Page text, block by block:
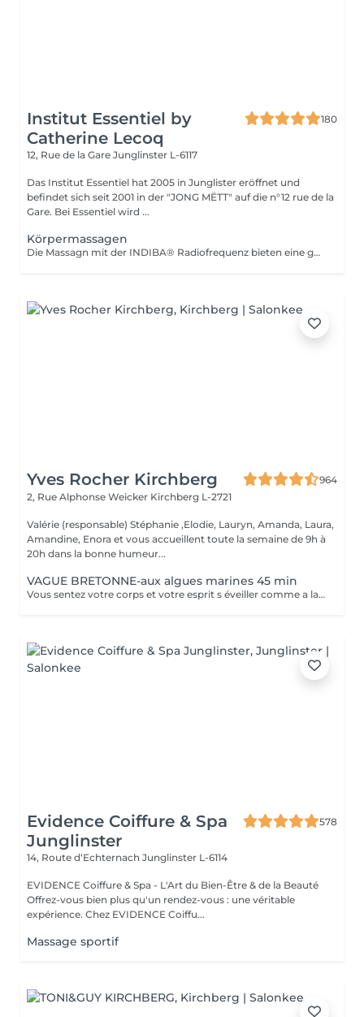
Institut Essentiel by
Catherine Lecoq
180
12, Rue de la Gare Junglinster L-6117
Das Institut Essentiel hat 2005 in Junglister eröffnet und
befindet sich seit 2001 in der "JONG MËTT" auf die n°12 rue de la
Gare. Bei Essentiel wird ...
Körpermassagen
Die Massagn mit der INDIBA® Radiofrequenz bieten eine ganze vielfalt an Wirkungen. Von tiefe Entspannung und Drainage bis hin zu der Behandlung von Zellulit oder für mehr Festigkeit und eine glattere Hautstruktur, INDIBA® wird Ihnen schnell ein besseres Körper- und Hautgefühl. Die Behandlung ist nicht nur entspannend, sondern auch schnell wirksam. Schon nach der ersten Massage werden Sie den Unterschied spüren und sehen. Wenn Sie sich über die INDIBA® Massagen informieren möchten können Sie ein Info Termin buchen.
Yves Rocher Kirchberg
964
2, Rue Alphonse Weicker Kirchberg L-2721
Valérie (responsable) Stéphanie ,Elodie, Lauryn, Amanda, Laura,
Amandine, Enora et vous accueillent toute la semaine de 9h à
20h dans la bonne humeur...
VAGUE BRETONNE-aux algues marines 45 min
Vous sentez votre corps et votre esprit s éveiller comme a la suite d un bain dans l OCEAN. Vous vous tonicité et leur confort. sentez légère et revitalisée. Vos jambes retrouvent leur tonicité et leur confort
Evidence Coiffure & Spa
Junglinster
578
14, Route d‘Echternach Junglinster L-6114
EVIDENCE Coiffure & Spa - L'Art du Bien-Être & de la Beauté
Offrez-vous bien plus qu'un rendez-vous : une véritable
expérience. Chez EVIDENCE Coiffu...
Massage sportif